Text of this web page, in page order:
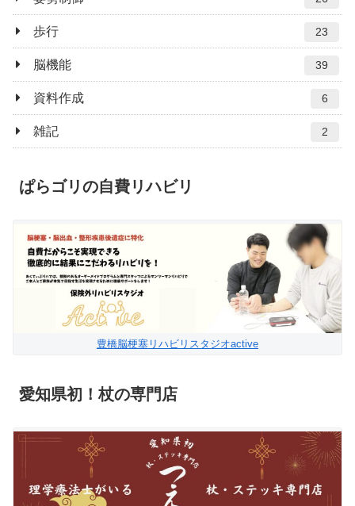
歩行 23
脳機能 39
資料作成 6
雑記 2
ぱらゴリの自費リハビリ
豊橋脳梗塞リハビリスタジオactive
愛知県初！杖の専門店